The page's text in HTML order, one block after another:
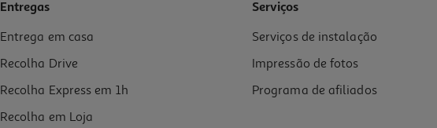
Entregas
Entrega em casa
Recolha Drive
Recolha Express em 1h
Recolha em Loja
Serviços
Serviços de instalação
Impressão de fotos
Programa de afiliados